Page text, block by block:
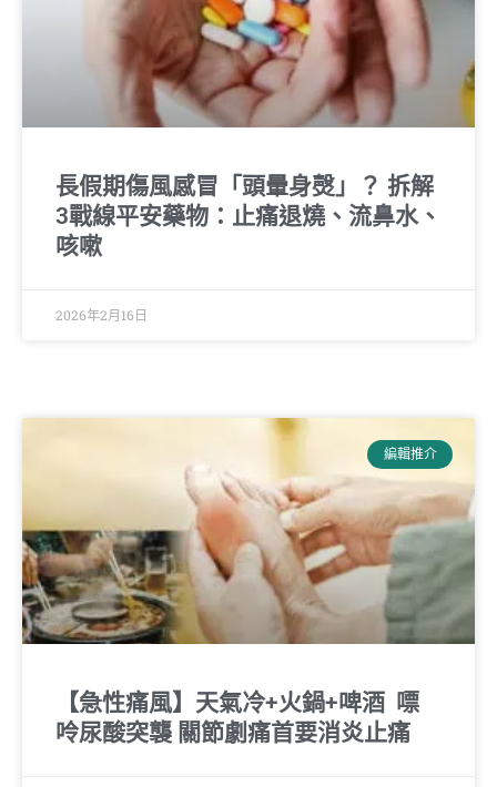
長假期傷風感冒「頭暈身㷫」？ 拆解
3戰線平安藥物：止痛退燒、流鼻水、
咳嗽
2026年2月16日
編輯推介
【急性痛風】天氣冷+火鍋+啤酒 嘌
呤尿酸突襲 關節劇痛首要消炎止痛